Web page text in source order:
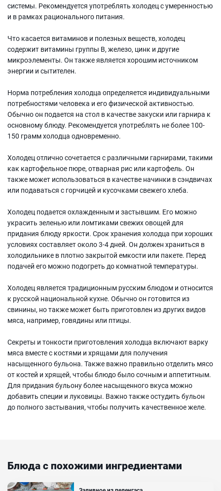
системы. Рекомендуется употреблять холодец с умеренностью
и в рамках рационального питания.
Что касается витаминов и полезных веществ, холодец
содержит витамины группы В, железо, цинк и другие
микроэлементы. Он также является хорошим источником
энергии и сытителен.
Норма потребления холодца определяется индивидуальными
потребностями человека и его физической активностью.
Обычно он подается на стол в качестве закуски или гарнира к
основному блюду. Рекомендуется употреблять не более 100-
150 грамм холодца одновременно.
Холодец отлично сочетается с различными гарнирами, такими
как картофельное пюре, отварная рис или картофель. Он
также может использоваться в качестве начинки в сэндвичах
или подаваться с горчицей и кусочками свежего хлеба.
Холодец подается охлажденным и застывшим. Его можно
украсить зеленью или ломтиками свежих овощей для
придания блюду яркости. Срок хранения холодца при хороших
условиях составляет около 3-4 дней. Он должен храниться в
холодильнике в плотно закрытой емкости или пакете. Перед
подачей его можно подогреть до комнатной температуры.
Холодец является традиционным русским блюдом и относится
к русской национальной кухне. Обычно он готовится из
свинины, но также может быть приготовлен из других видов
мяса, например, говядины или птицы.
Секреты и тонкости приготовления холодца включают варку
мяса вместе с костями и хрящами для получения
насыщенного бульона. Также важно правильно отделить мясо
от костей и хрящей, чтобы блюдо было сочным и аппетитным.
Для придания бульону более насыщенного вкуса можно
добавить специи и луковицы. Важно также остудить бульон
до полного застывания, чтобы получить качественное желе.
Блюда с похожими ингредиентами